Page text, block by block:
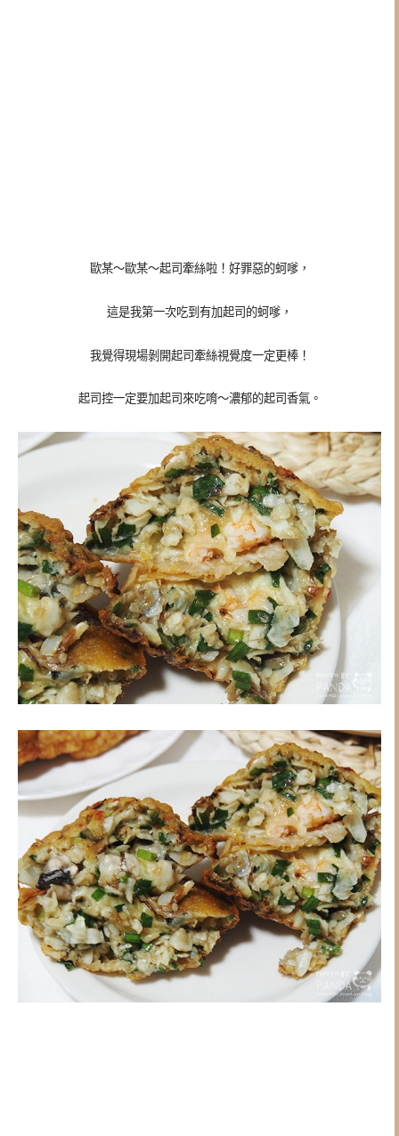
歐某～歐某～起司牽絲啦！好罪惡的蚵嗲，
這是我第一次吃到有加起司的蚵嗲，
我覺得現場剝開起司牽絲視覺度一定更棒！
起司控一定要加起司來吃唷～濃郁的起司香氣。